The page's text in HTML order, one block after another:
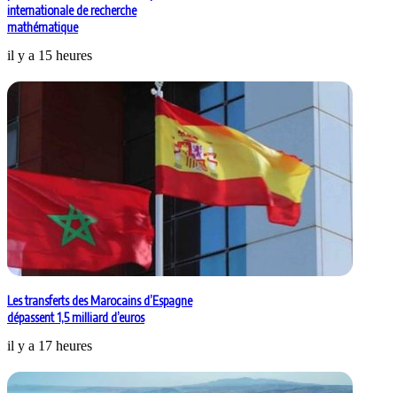
internationale de recherche
mathématique
il y a 15 heures
Les transferts des Marocains d’Espagne
dépassent 1,5 milliard d’euros
il y a 17 heures